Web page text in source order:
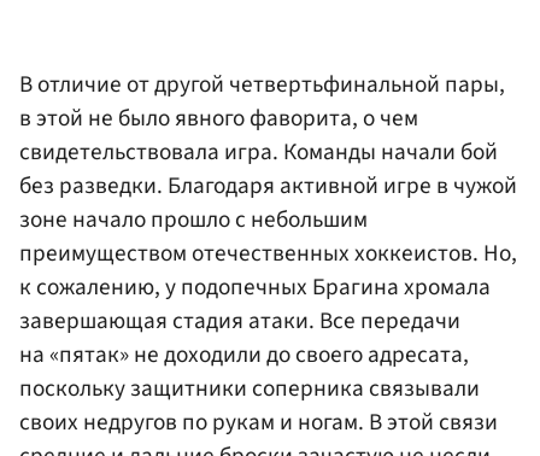
В отличие от другой четвертьфинальной пары,
в этой не было явного фаворита, о чем
свидетельствовала игра. Команды начали бой
без разведки. Благодаря активной игре в чужой
зоне начало прошло с небольшим
преимуществом отечественных хоккеистов. Но,
к сожалению, у подопечных Брагина хромала
завершающая стадия атаки. Все передачи
на «пятак» не доходили до своего адресата,
поскольку защитники соперника связывали
своих недругов по рукам и ногам. В этой связи